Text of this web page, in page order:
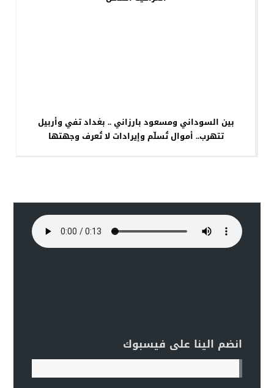
بين السوداني ومسعود بارزاني .. بغداد تفي وأربيل
تتهرب.. أموال تُسلّم وإيرادات لا تُعرف وجهتها
انضم الينا على فيسبوك